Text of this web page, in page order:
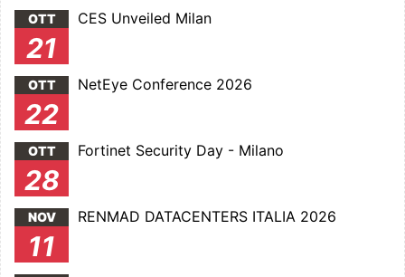
OTT
21
CES Unveiled Milan
OTT
22
NetEye Conference 2026
OTT
28
Fortinet Security Day - Milano
NOV
11
RENMAD DATACENTERS ITALIA 2026